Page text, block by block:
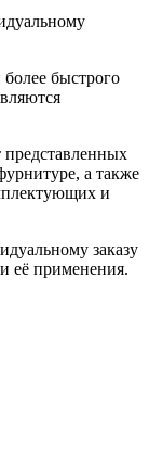
быстрого
представленных
а также
и
заказу
её применения.